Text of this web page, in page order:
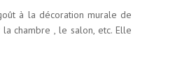
à la décoration murale de
chambre , le salon, etc. Elle